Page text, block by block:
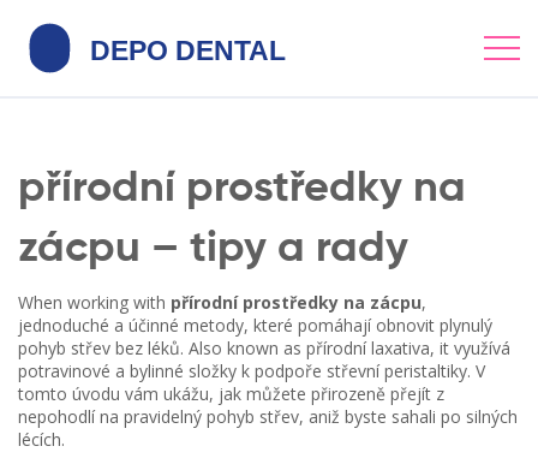
přírodní prostředky na
zácpu – tipy a rady
When working with přírodní prostředky na zácpu,
jednoduché a účinné metody, které pomáhají obnovit plynulý
pohyb střev bez léků. Also known as přírodní laxativa, it využívá
potravinové a bylinné složky k podpoře střevní peristaltiky. V
tomto úvodu vám ukážu, jak můžete přirozeně přejít z
nepohodlí na pravidelný pohyb střev, aniž byste sahali po silných
lécích.